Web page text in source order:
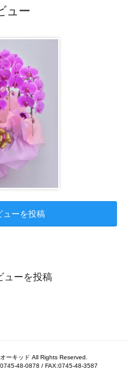
ュー
ューを投稿
ューを投稿
ーキッド All Rights Reserved.
48-0878 / FAX:0745-48-3587